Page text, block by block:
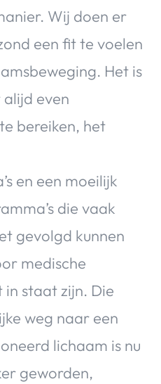
Lifestyle
Wij doen er
een fit te voelen
Het is
even
bereiken, het
en een moeilijk
die vaak
gevolgd kunnen
medische
staat zijn. Die
weg naar een
lichaam is nu
geworden,